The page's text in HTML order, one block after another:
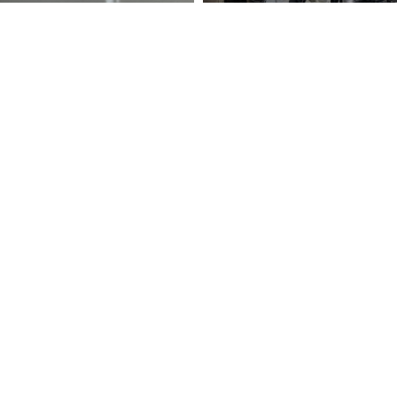
T様AE86.サクッとエン